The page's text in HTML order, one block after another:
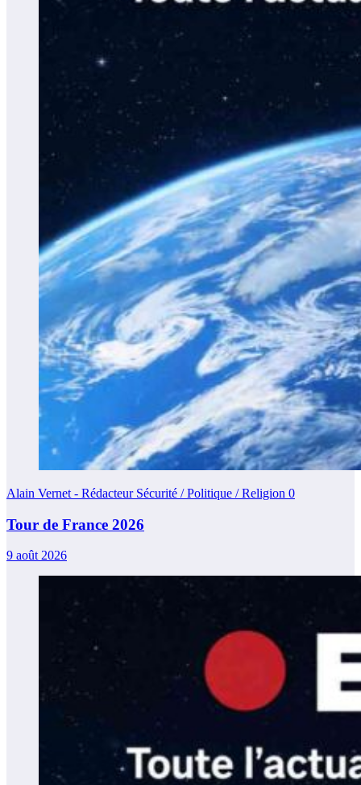
Alain Vernet - Rédacteur Sécurité / Politique / Religion 0
Tour de France 2026
9 août 2026